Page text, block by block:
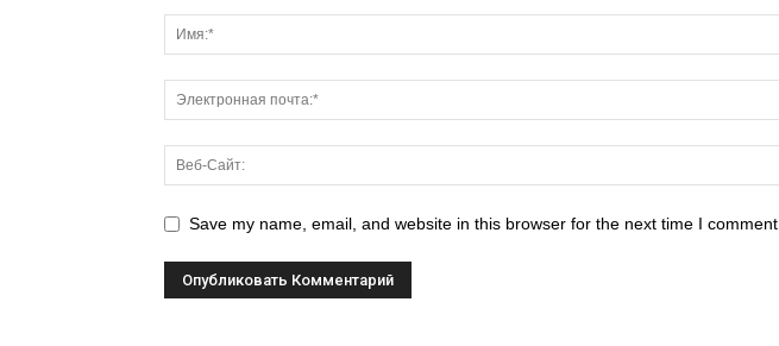
Save my name, email, and website in this browser for the next time I comment.